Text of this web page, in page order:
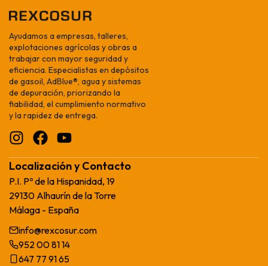
Ayudamos a empresas, talleres,
explotaciones agrícolas y obras a
trabajar con mayor seguridad y
eficiencia. Especialistas en depósitos
de gasoil, AdBlue®, agua y sistemas
de depuración, priorizando la
fiabilidad, el cumplimiento normativo
y la rapidez de entrega.
Localización y Contacto
P.I. Pº de la Hispanidad, 19
29130 Alhaurín de la Torre
Málaga - España
info@rexcosur.com
952 00 81 14
647 77 91 65